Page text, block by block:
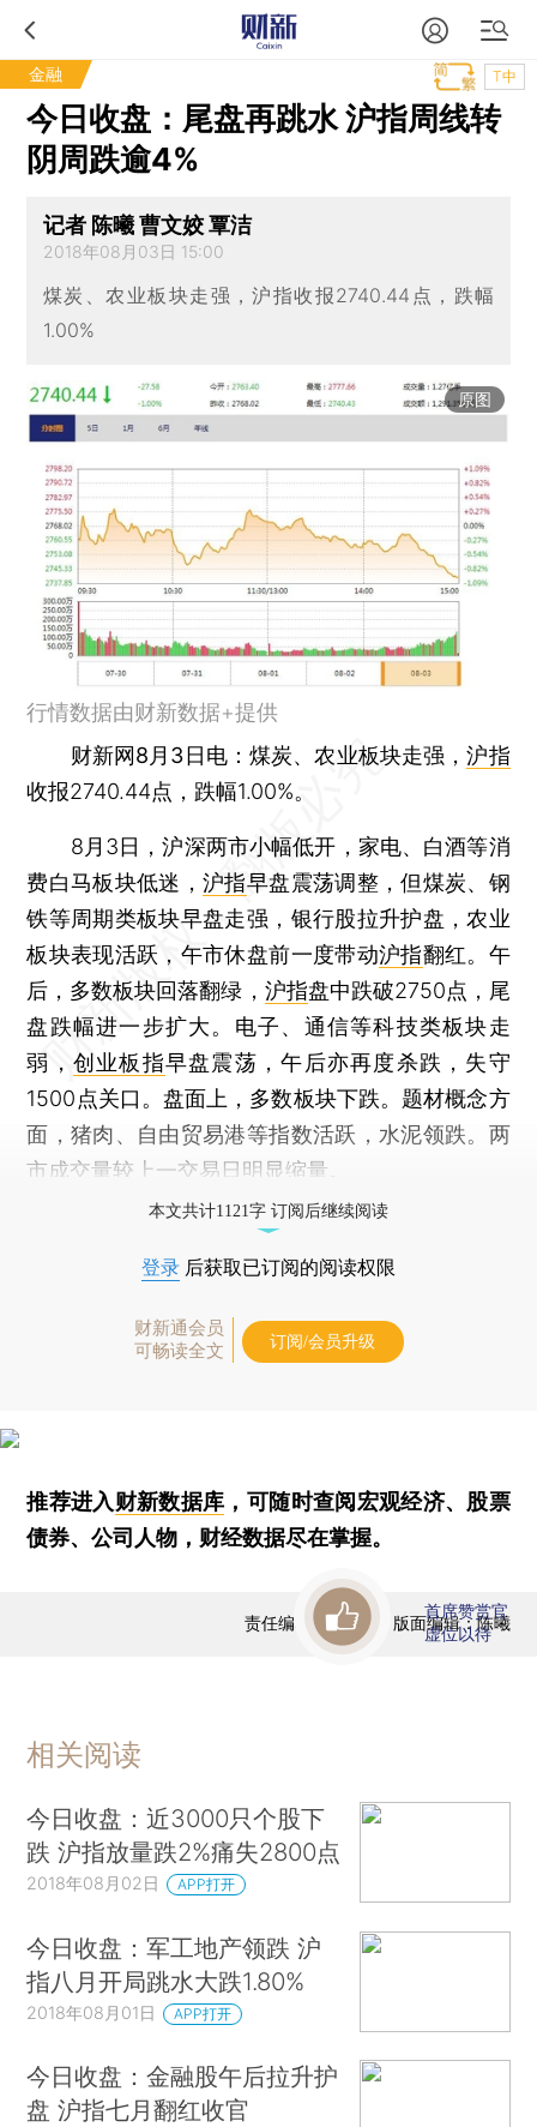
金融 T中
今日收盘：尾盘再跳水 沪指周线转
阴周跌逾4%
记者 陈曦 曹文姣 覃洁
2018年08月03日 15:00
煤炭、农业板块走强，沪指收报2740.44点，跌幅
1.00%
原图
行情数据由财新数据+提供
财新网8月3日电：煤炭、农业板块走强，沪指
收报2740.44点，跌幅1.00%。
8月3日，沪深两市小幅低开，家电、白酒等消
费白马板块低迷，沪指早盘震荡调整，但煤炭、钢
铁等周期类板块早盘走强，银行股拉升护盘，农业
板块表现活跃，午市休盘前一度带动沪指翻红。午
后，多数板块回落翻绿， 沪指盘中跌破2750点，尾
盘跌幅进一步扩大。电子、通信等科技类板块走
弱， 创业板指早盘震荡，午后亦再度杀跌，失守
1500点关口。盘面上，多数板块下跌。题材概念方
面，猪肉、自由贸易港等指数活跃，水泥领跌。两
市成交量较上一交易日明显缩量。
本文共计1121字 订阅后继续阅读
登录 后获取已订阅的阅读权限
财新通会员
可畅读全文
订阅/会员升级
推荐进入财新数据库 ，可随时查阅宏观经济、股票
债券、公司人物，财经数据尽在掌握。
责任编辑：曹文姣 | 版面编辑：陈曦
首席赞赏官
虚位以待
相关阅读
今日收盘：近3000只个股下
跌 沪指放量跌2%痛失2800点
2018年08月02日 APP打开
今日收盘：军工地产领跌 沪
指八月开局跳水大跌1.80%
2018年08月01日 APP打开
今日收盘：金融股午后拉升护
盘 沪指七月翻红收官